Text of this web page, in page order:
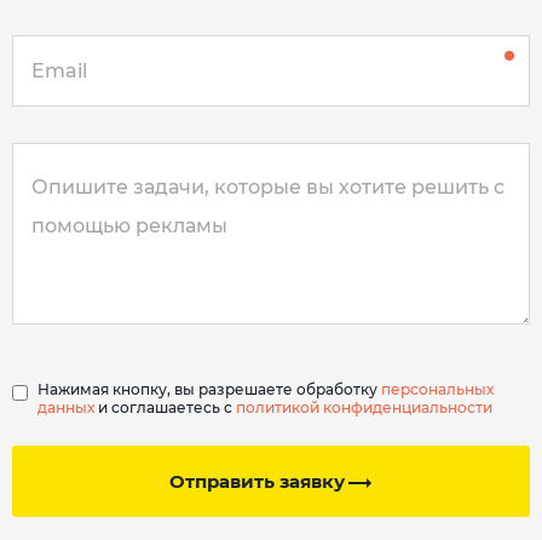
Отправить заявку
Нажимая кнопку, вы разрешаете обработку персональных
данных и соглашаетесь с политикой конфиденциальности